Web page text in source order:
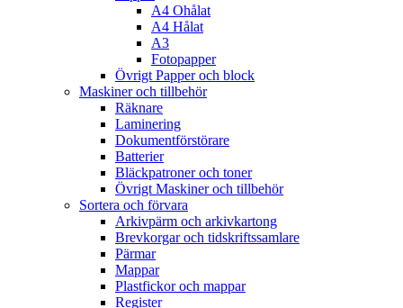
A4 Ohålat
A4 Hålat
A3
Fotopapper
Övrigt Papper och block
Maskiner och tillbehör
Räknare
Laminering
Dokumentförstörare
Batterier
Bläckpatroner och toner
Övrigt Maskiner och tillbehör
Sortera och förvara
Arkivpärm och arkivkartong
Brevkorgar och tidskriftssamlare
Pärmar
Mappar
Plastfickor och mappar
Register